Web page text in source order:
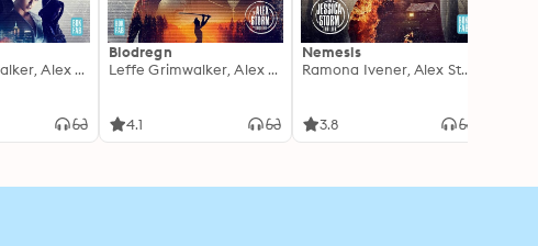
Leffe Grimwalker, Alex Storm
Blodregn
Leffe Grimwalker, Alex Storm
4.1
Nemesis
Ramona Ivener, Alex Storm
3.8